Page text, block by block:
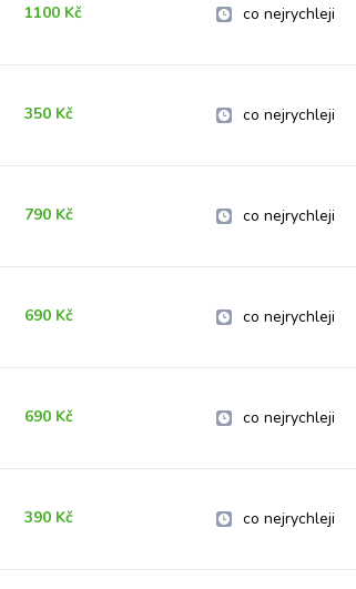
1100 Kč co nejrychleji
350 Kč co nejrychleji
790 Kč co nejrychleji
690 Kč co nejrychleji
690 Kč co nejrychleji
390 Kč co nejrychleji